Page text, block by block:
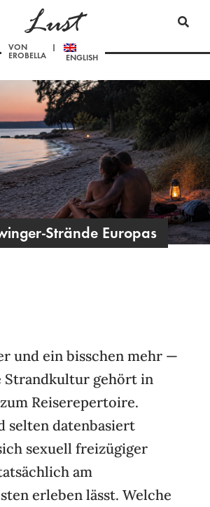
Lust
VON
EROBELLA
ENGLISH
Strände Europas
und ein bisschen mehr —
Strandkultur gehört in
Reiserepertoire.
selten datenbasiert
sexuell freizügiger
am
erleben lässt. Welche